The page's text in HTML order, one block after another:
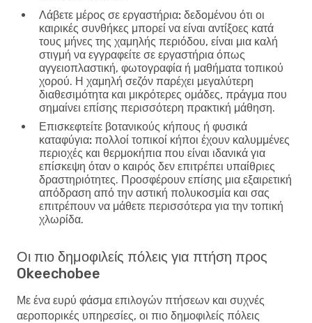
Λάβετε μέρος σε εργαστήρια: δεδομένου ότι οι
καιρικές συνθήκες μπορεί να είναι αντίξοες κατά
τους μήνες της χαμηλής περιόδου, είναι μια καλή
στιγμή να εγγραφείτε σε εργαστήρια όπως
αγγειοπλαστική, φωτογραφία ή μαθήματα τοπικού
χορού. Η χαμηλή σεζόν παρέχει μεγαλύτερη
διαθεσιμότητα και μικρότερες ομάδες, πράγμα που
σημαίνει επίσης περισσότερη πρακτική μάθηση.
Επισκεφτείτε βοτανικούς κήπους ή φυσικά
καταφύγια: πολλοί τοπικοί κήποι έχουν καλυμμένες
περιοχές και θερμοκήπια που είναι ιδανικά για
επίσκεψη όταν ο καιρός δεν επιτρέπει υπαίθριες
δραστηριότητες. Προσφέρουν επίσης μια εξαιρετική
απόδραση από την αστική πολυκοσμία και σας
επιτρέπουν να μάθετε περισσότερα για την τοπική
χλωρίδα.
Οι πιο δημοφιλείς πόλεις για πτήση προς
Okeechobee
Με ένα ευρύ φάσμα επιλογών πτήσεων και συχνές
αεροπορικές υπηρεσίες, οι πιο δημοφιλείς πόλεις